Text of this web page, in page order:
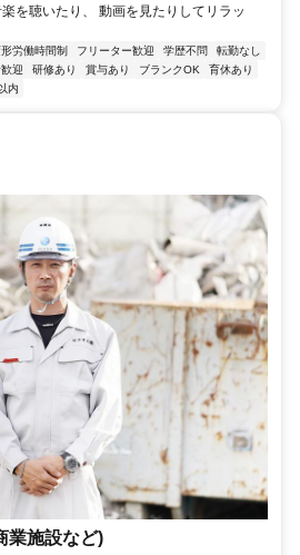
を聴いたり、 動画を見たりしてリラッ
労働時間制 フリーター歓迎 学歴不問
転勤なし
迎 研修あり 賞与あり ブランクOK
育休あり
内
業施設など)